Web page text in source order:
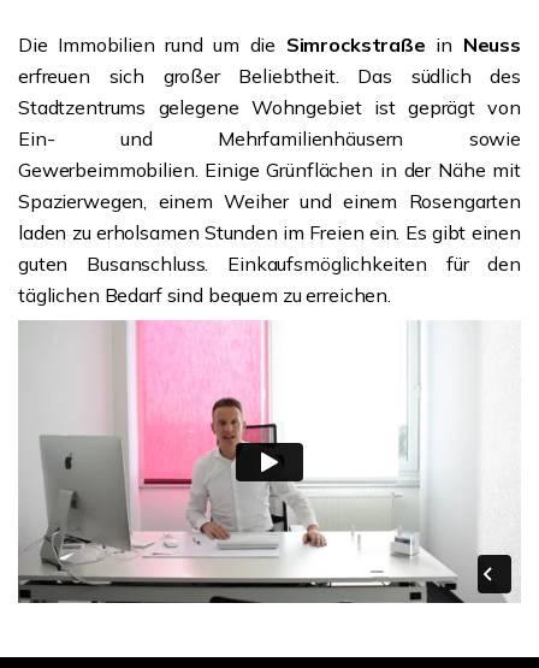
Die Immobilien rund um die Simrockstraße in Neuss
erfreuen sich großer Beliebtheit. Das südlich des
Stadtzentrums gelegene Wohngebiet ist geprägt von
Ein- und Mehrfamilienhäusern sowie
Gewerbeimmobilien. Einige Grünflächen in der Nähe mit
Spazierwegen, einem Weiher und einem Rosengarten
laden zu erholsamen Stunden im Freien ein. Es gibt einen
guten Busanschluss. Einkaufsmöglichkeiten für den
täglichen Bedarf sind bequem zu erreichen.